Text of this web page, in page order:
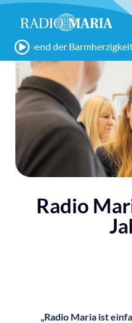
der Barmherzigkeit >>
Radio
„Radio Maria ist